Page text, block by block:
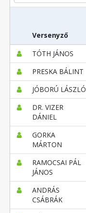
Versenyző
TÓTH JÁNOS
PRESKA BÁLINT
JÓBORÚ LÁSZLÓ
DR. VIZER
DÁNIEL
GORKA
MÁRTON
RAMOCSAI PÁL
JÁNOS
ANDRÁS
CSÁBRÁK